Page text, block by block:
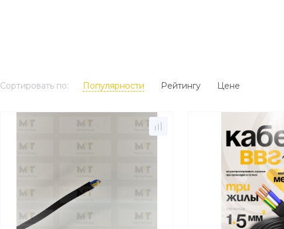
Сортировать по: Популярности Рейтингу Цене